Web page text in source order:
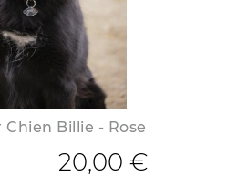
Billie - Rose
20,00 €